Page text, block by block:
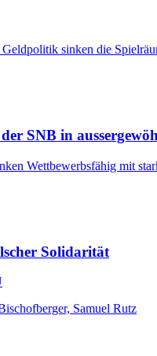
sinken die
SNB in
Wettbewerbsfähig mit
Solidarität
Samuel Rutz